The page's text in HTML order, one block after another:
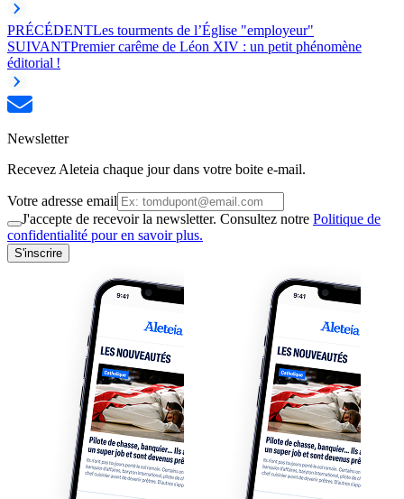
PRÉCÉDENTLes tourments de l’Église "employeur"
SUIVANTPremier carême de Léon XIV : un petit phénomène
éditorial !
Newsletter
Recevez Aleteia chaque jour dans votre boite e-mail.
Votre adresse email
J'accepte de recevoir la newsletter. Consultez notre Politique de
confidentialité pour en savoir plus.
S'inscrire